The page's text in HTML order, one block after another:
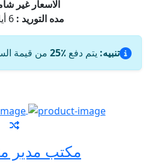
الاسعار غير
مده التوريد : 6 أيام من إستلام امر التوريد
تنبيه: يتم دفع ٪25 من قيمة
مكتب مدير